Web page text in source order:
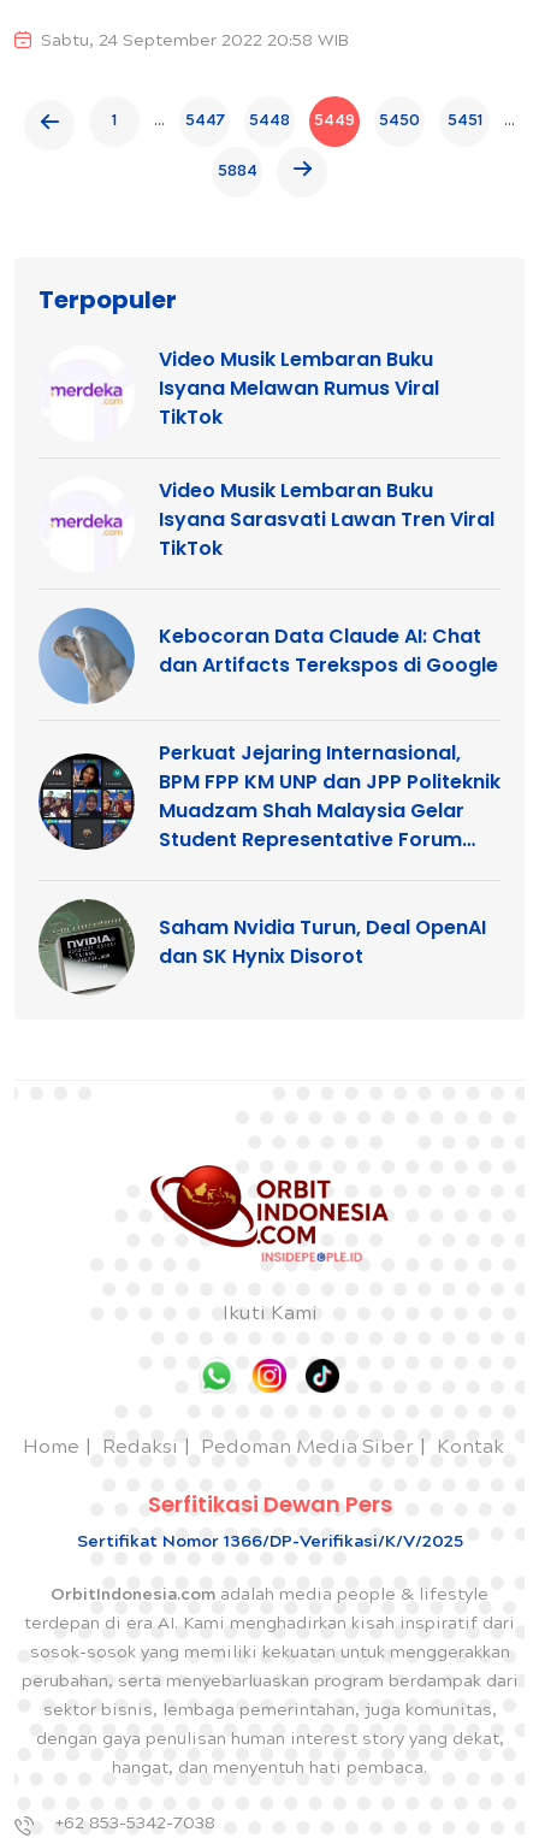
Sabtu, 24 September 2022 20:58 WIB
1 ... 5447 5448 5449 5450 5451 ...
5884
Terpopuler
Video Musik Lembaran Buku
Isyana Melawan Rumus Viral
TikTok
Video Musik Lembaran Buku
Isyana Sarasvati Lawan Tren Viral
TikTok
Kebocoran Data Claude AI: Chat
dan Artifacts Terekspos di Google
Perkuat Jejaring Internasional,
BPM FPP KM UNP dan JPP Politeknik
Muadzam Shah Malaysia Gelar
Student Representative Forum
Saham Nvidia Turun, Deal OpenAI
dan SK Hynix Disorot
Ikuti Kami
Home Redaksi Pedoman Media Siber Kontak
Serfitikasi Dewan Pers
Sertifikat Nomor 1366/DP-Verifikasi/K/V/2025
OrbitIndonesia.com adalah media people & lifestyle
terdepan di era AI. Kami menghadirkan kisah inspiratif dari
sosok-sosok yang memiliki kekuatan untuk menggerakkan
perubahan, serta menyebarluaskan program berdampak dari
sektor bisnis, lembaga pemerintahan, juga komunitas,
dengan gaya penulisan human interest story yang dekat,
hangat, dan menyentuh hati pembaca.
+62 853-5342-7038